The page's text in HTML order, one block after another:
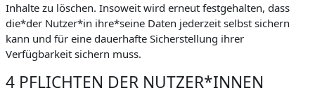
Inhalte zu löschen. Insoweit wird erneut festgehalten, dass
die*der Nutzer*in ihre*seine Daten jederzeit selbst sichern
kann und für eine dauerhafte Sicherstellung ihrer
Verfügbarkeit sichern muss.
4 PFLICHTEN DER NUTZER*INNEN